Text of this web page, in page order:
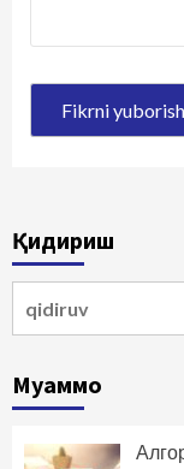
Қидириш
Муаммо